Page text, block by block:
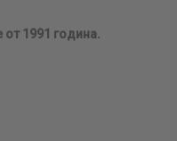
1991 година.